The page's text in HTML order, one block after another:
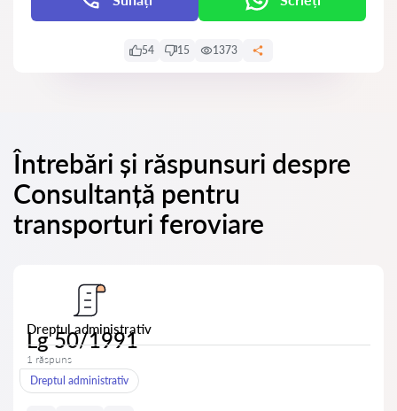
54 15 1373
Întrebări și răspunsuri despre
Consultanță pentru
transporturi feroviare
Dreptul administrativ
Lg 50/1991
1 răspuns
Dreptul administrativ